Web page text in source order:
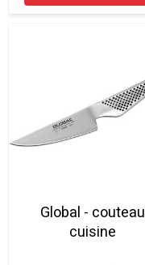
Global - couteau
cuisine